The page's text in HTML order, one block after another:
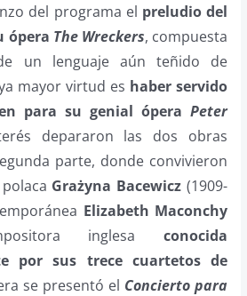
del programa el preludio del
ópera The Wreckers, compuesta
un lenguaje aún teñido de
mayor virtud es haber servido
para su genial óperaPeter
depararon las dos obras
parte, donde convivieron
Grażyna Bacewicz (1909-
Elizabeth Maconchy
inglesaconocida
por sus trece cuartetos de
se presentó el Concierto para